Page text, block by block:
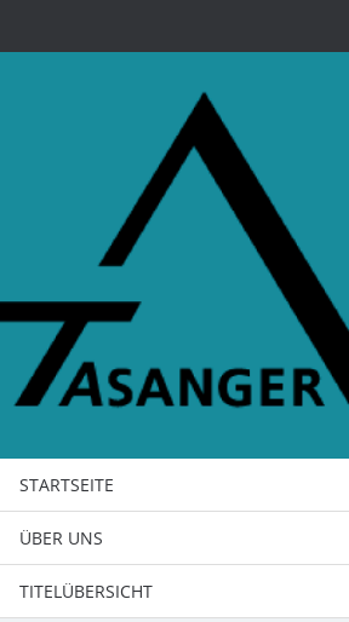
STARTSEITE
ÜBER UNS
TEAM
TITELÜBERSICHT